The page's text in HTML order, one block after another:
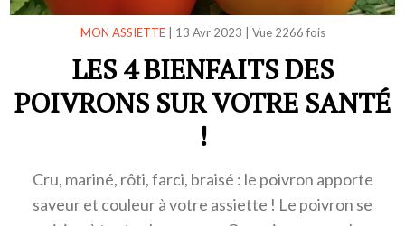
MON ASSIETTE| 13 Avr 2023 Vue 2266 fois
LES 4 BIENFAITS DES
POIVRONS SUR VOTRE SANTÉ
!
Cru, mariné, rôti, farci, braisé : le poivron apporte
saveur et couleur à votre assiette ! Le poivron se